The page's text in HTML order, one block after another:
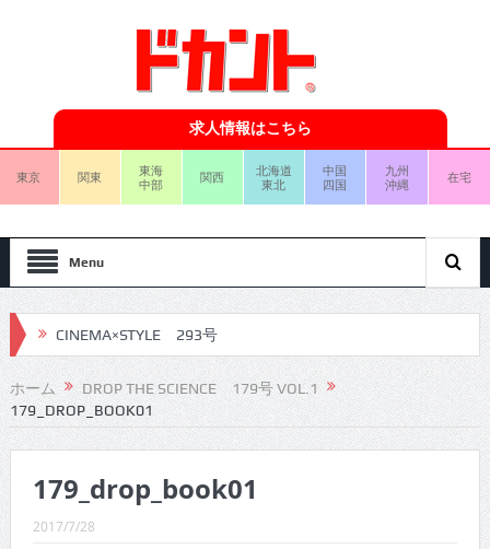
求人情報はこちら
東京 関東
東海
中部
関西
北海道
東北
中国
四国
九州
沖縄
在宅
Menu
CINEMA×STYLE 293号
CINEMA×STYLE 292号
CINEMA×STYLE 291号
CINEMA×STYLE 289号
ホーム
DROP THE SCIENCE 179号 VOL.1
179_DROP_BOOK01
179_drop_book01
2017/7/28